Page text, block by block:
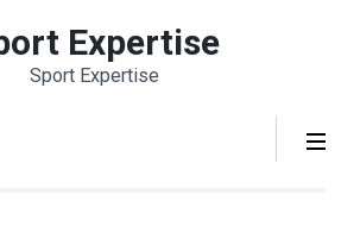
Expertise
Sport Expertise